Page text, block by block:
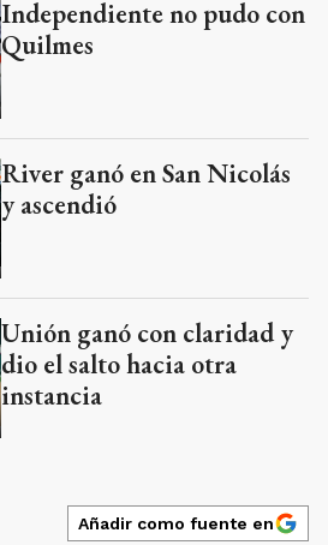
Independiente no pudo con
Quilmes
River ganó en San Nicolás
y ascendió
Unión ganó con claridad y
dio el salto hacia otra
instancia
Añadir como fuente en